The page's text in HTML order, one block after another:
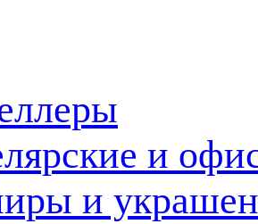
и
и